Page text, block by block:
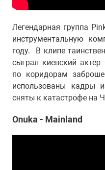
Легендарная группа
инструментальную
году. В клипе
сыграл киевский актер
по коридорам
использованы кадры
сняты к катастрофе на
Onuka - Mainland